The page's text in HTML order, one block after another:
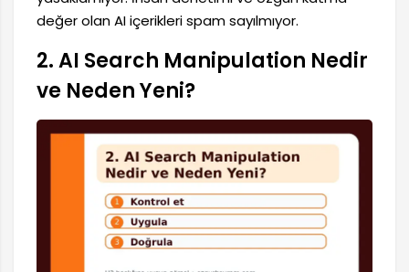
değer olan AI içerikleri spam sayılmıyor.
2. AI Search Manipulation Nedir
ve Neden Yeni?